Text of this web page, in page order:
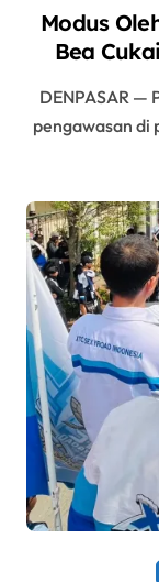
Modus
Bea
DENPASAR — Petugas Bea Cukai terus memperketat
pengawasan di